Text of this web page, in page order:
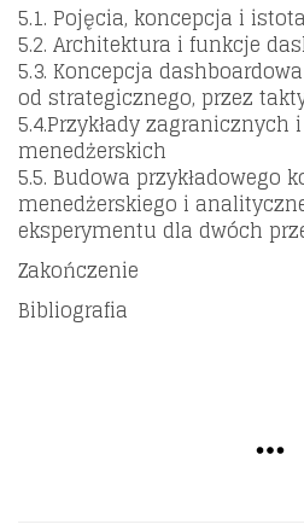
5.1. Pojęcia, koncepcja i
5.2. Architektura i funkcje
5.3. Koncepcja
od strategicznego, przez
5.4.Przykłady
menedżerskich
5.5. Budowa przykładowego
menedżerskiego i
eksperymentu dla dwóch
Zakończenie
Bibliografia